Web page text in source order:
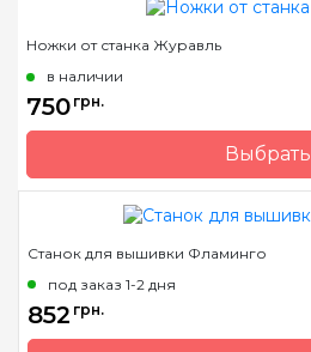
Страна-производитель
Ножки от станка Журавль
в наличии
750 грн.
Выбрать
Бренд
Страна-производитель
Станок для вышивки Фламинго
под заказ 1-2 дня
852 грн.